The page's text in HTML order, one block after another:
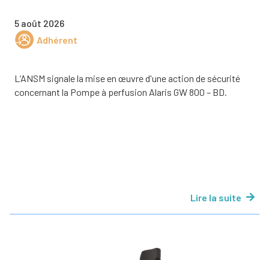
5 août 2026
Adhérent
L’ANSM signale la mise en œuvre d'une action de sécurité
concernant la Pompe à perfusion Alaris GW 800 – BD.
Lire la suite